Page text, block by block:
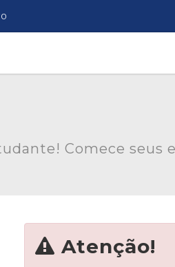
Comece seus
Atenção!